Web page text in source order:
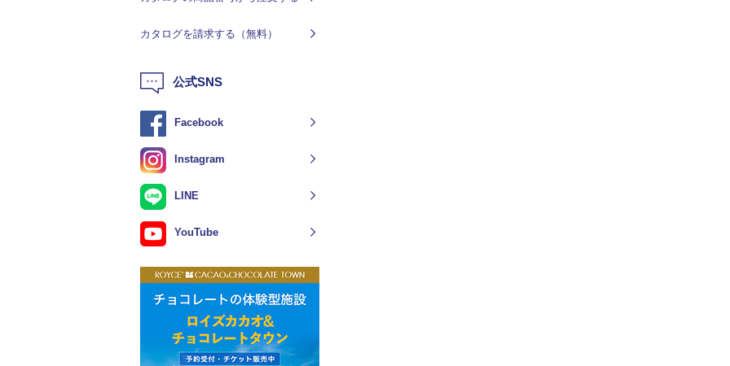
カタログを請求する（無料）
公式SNS
Facebook
Instagram
LINE
YouTube